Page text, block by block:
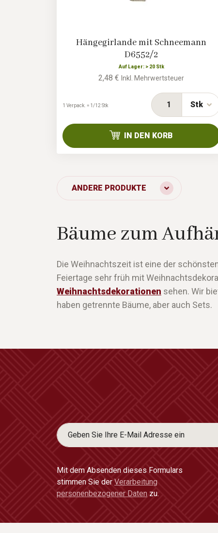
Hängegirlande mit Schneemann
D6552/2
Auf Lager: > 20 Stk
2,48 €Inkl. Mehrwertsteuer
Stk
1 Verpack. = 1/12 Stk
IN DEN KORB
ANDERE PRODUKTE
Bäume zum
Die Weihnachtszeit ist eine der
Feiertage sehr früh mit
Weihnachtsdekorationen sehen. Wir
haben getrennte Bäume, aber auch Sets.
Mit dem Absenden dieses Formulars
stimmen Sie der Verarbeitung
personenbezogener Daten zu.